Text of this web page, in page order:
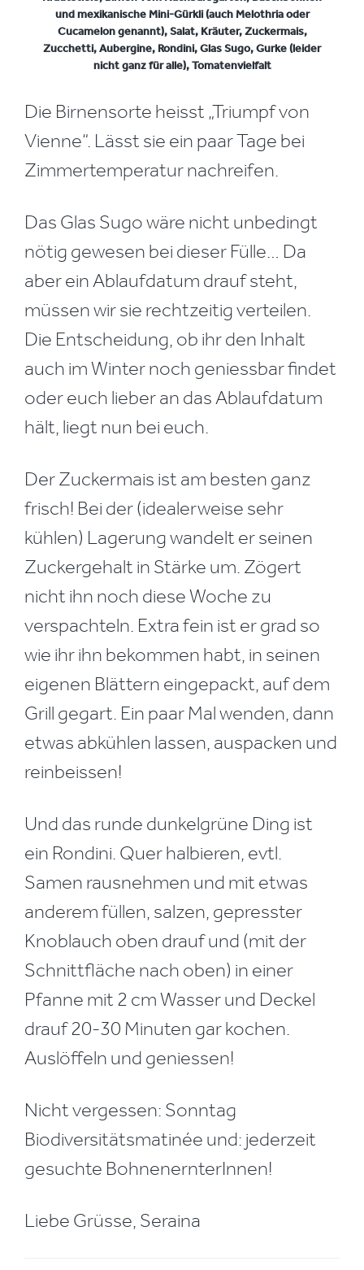
und mexikanische Mini-Gürkli (auch Melothria oder
Cucamelon genannt), Salat, Kräuter, Zuckermais,
Zucchetti, Aubergine, Rondini, Glas Sugo, Gurke (leider
nicht ganz für alle), Tomatenvielfalt
Die Birnensorte heisst „Triumpf von
Vienne“. Lässt sie ein paar Tage bei
Zimmertemperatur nachreifen.
Das Glas Sugo wäre nicht unbedingt
nötig gewesen bei dieser Fülle… Da
aber ein Ablaufdatum drauf steht,
müssen wir sie rechtzeitig verteilen.
Die Entscheidung, ob ihr den Inhalt
auch im Winter noch geniessbar findet
oder euch lieber an das Ablaufdatum
hält, liegt nun bei euch.
Der Zuckermais ist am besten ganz
frisch! Bei der (idealerweise sehr
kühlen) Lagerung wandelt er seinen
Zuckergehalt in Stärke um. Zögert
nicht ihn noch diese Woche zu
verspachteln. Extra fein ist er grad so
wie ihr ihn bekommen habt, in seinen
eigenen Blättern eingepackt, auf dem
Grill gegart. Ein paar Mal wenden, dann
etwas abkühlen lassen, auspacken und
reinbeissen!
Und das runde dunkelgrüne Ding ist
ein Rondini. Quer halbieren, evtl.
Samen rausnehmen und mit etwas
anderem füllen, salzen, gepresster
Knoblauch oben drauf und (mit der
Schnittfläche nach oben) in einer
Pfanne mit 2 cm Wasser und Deckel
drauf 20-30 Minuten gar kochen.
Auslöffeln und geniessen!
Nicht vergessen: Sonntag
Biodiversitätsmatinée und: jederzeit
gesuchte BohnenernterInnen!
Liebe Grüsse, Seraina